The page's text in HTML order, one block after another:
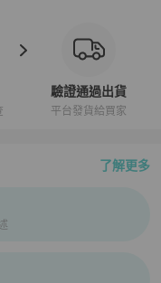
驗證通過出貨
平台發貨給買家
了解更多
流程介紹